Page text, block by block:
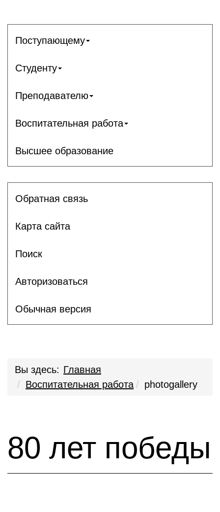
Поступающему
Студенту
Преподавателю
Воспитательная работа
Высшее образование
Обратная связь
Карта сайта
Поиск
Авторизоваться
Обычная версия
Вы здесь: Главная
Воспитательная работа
photogallery
80 лет победы